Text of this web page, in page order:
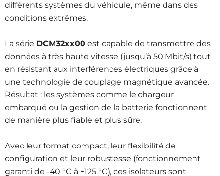
différents systèmes du véhicule, même dans des
conditions extrêmes.
La série DCM32xx00 est capable de transmettre des
données à très haute vitesse (jusqu’à 50 Mbit/s) tout
en résistant aux interférences électriques grâce à
une technologie de couplage magnétique avancée.
Résultat : les systèmes comme le chargeur
embarqué ou la gestion de la batterie fonctionnent
de manière plus fiable et plus sûre.
Avec leur format compact, leur flexibilité de
configuration et leur robustesse (fonctionnement
garanti de -40 °C à +125 °C), ces isolateurs sont